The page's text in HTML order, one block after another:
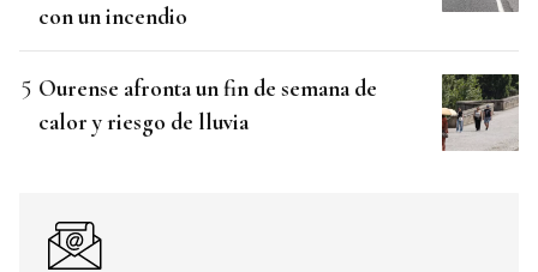
con un incendio
Ourense afronta un fin de semana de
calor y riesgo de lluvia